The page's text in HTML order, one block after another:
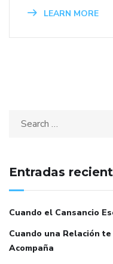
LEARN MORE
Entradas
Cuando el Cansancio
Cuando una Relación
Acompaña